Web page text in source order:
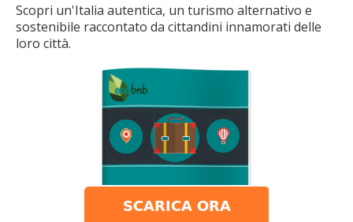
Scopri un'Italia autentica, un turismo alternativo e
sostenibile raccontato da cittandini innamorati delle
loro città.